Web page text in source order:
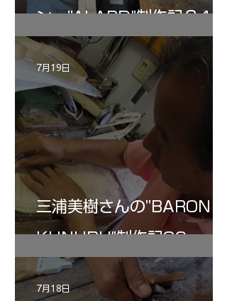
ン ”ALARD"制作記３4
三浦美樹さんの”BARON・
KUNUPU"制作記30
7月19日
7月18日